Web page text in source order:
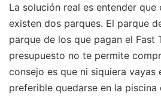
La solución real es entender que
existen dos parques. El parque
parque de los que pagan el Fast
presupuesto no te permite
consejo es que ni siquiera vayas
preferible quedarse en la piscina